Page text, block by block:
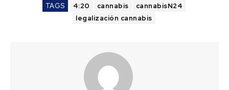
TAGS 4:20 cannabis
cannabisN24
legalización cannabis